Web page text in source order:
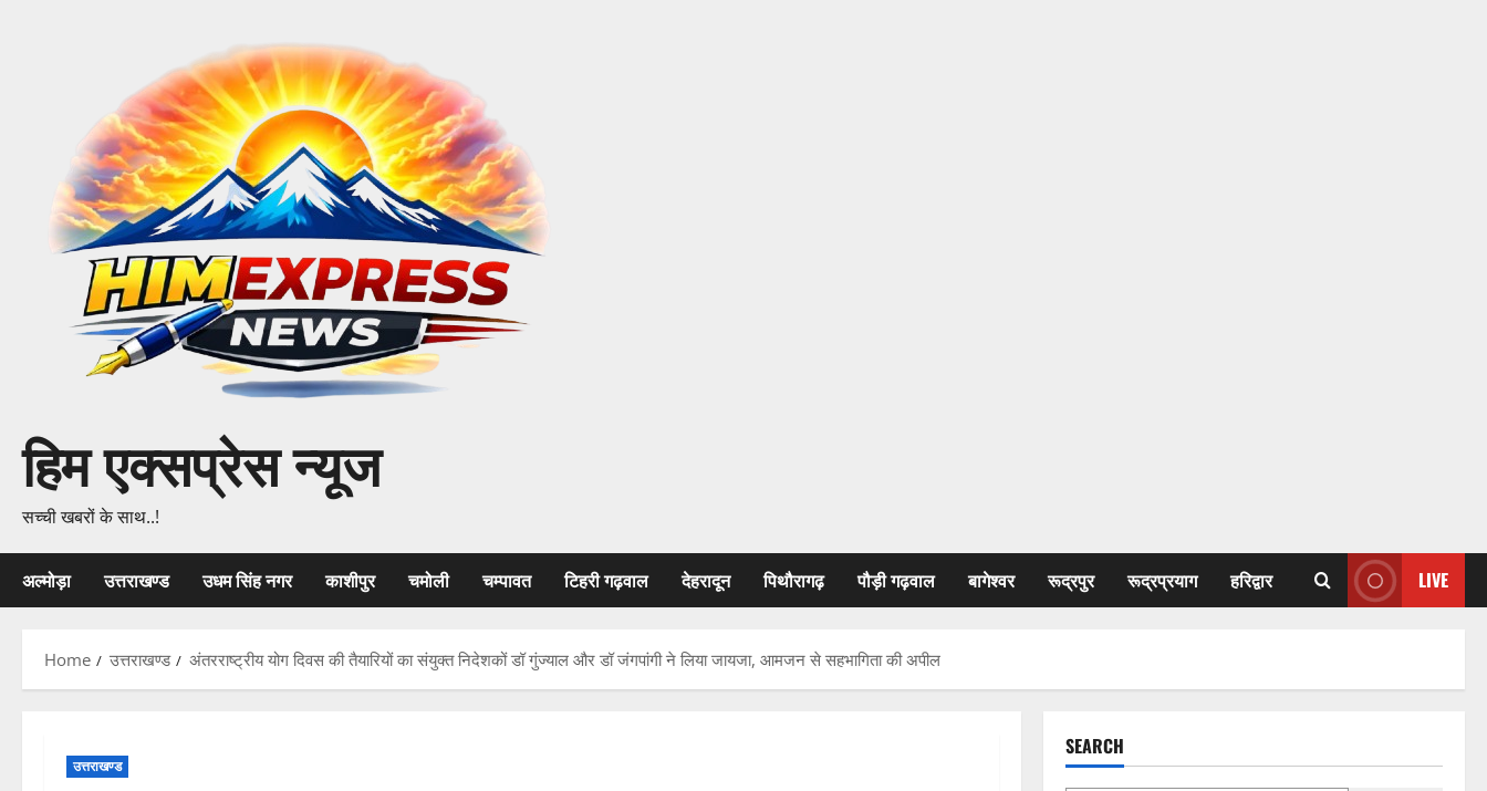
हिम एक्सप्रेस न्यूज
सच्ची खबरों के साथ..!
अल्मोड़ा उत्तराखण्ड उधम सिंह नगर काशीपुर चमोली चम्पावत टिहरी गढ़वाल देहरादून पिथौरागढ़ पौड़ी गढ़वाल बागेश्वर रूद्रपुर रूद्रप्रयाग हरिद्वार LIVE
Home उत्तराखण्ड ‎अंतरराष्ट्रीय योग दिवस की तैयारियों का संयुक्त निदेशकों डॉ गुंज्याल और डॉ जंगपांगी ने लिया जायजा, आमजन से सहभागिता की अपील
उत्तराखण्ड
SEARCH